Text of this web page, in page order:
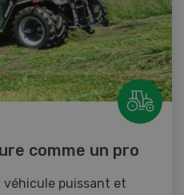
comme un pro
véhicule puissant et